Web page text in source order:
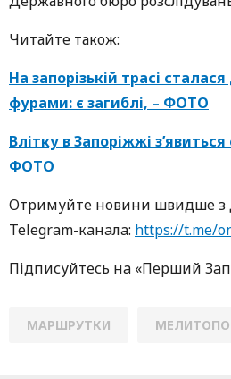
Читайте також:
На запорізькій трасі
фурами: є загиблі, – ФОТО
Влітку в Запоріжжі
ФОТО
Oтримуйте нoвини швидше з
Telegram-кaнaлa: https://t.me/
Підписуйтесь нa «Перший
МАРШРУТКИ